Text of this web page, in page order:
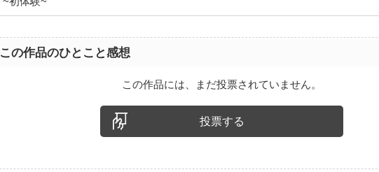
この作品のひとこと感想
この作品には、まだ投票されていません。
投票する